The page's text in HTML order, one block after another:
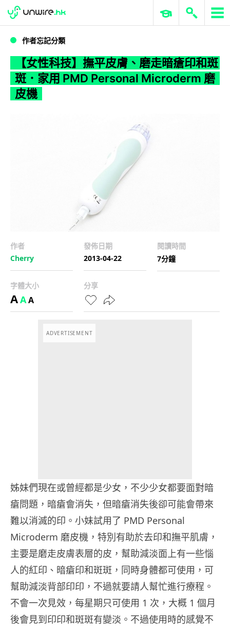
WWDC 2026 ERP 與商業 AI
作者忘記分類
【女性科技】撫平皮膚、磨走暗瘡印和斑
斑．家用 PMD Personal Microderm 磨
皮機
作者
Cherry
發佈日期
2013-04-22
閱讀時間
7分鐘
字體大小
AAA
分享
ADVERTISEMENT
姊妹們現在或曾經都是少女，不少少女都要面對暗
瘡問題，暗瘡會消失，但暗瘡消失後卻可能會帶來
難以消滅的印。小妹試用了 PMD Personal
Microderm 磨皮機，特別有助於去印和撫平肌膚，
主要是磨走皮膚表層的皮，幫助減淡面上有一些惱
人的紅印、暗瘡印和斑斑，同時身體都可使用，可
幫助減淡背部印印，不過就要請人幫忙進行療程。
不會一次見效，每星期只可使用 1 次，大概 1 個月
後會見到印印和斑斑有變淡。不過使用時的感覺不